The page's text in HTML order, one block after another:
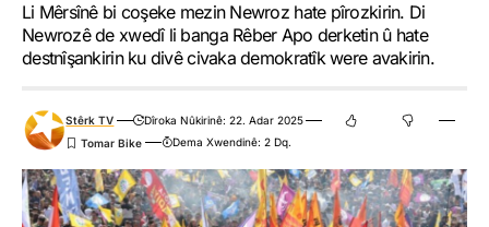
Li Mêrsînê bi coşeke mezin Newroz hate pîrozkirin. Di
Newrozê de xwedî li banga Rêber Apo derketin û hate
destnîşankirin ku divê civaka demokratîk were avakirin.
Stêrk TV
Dîroka Nûkirinê: 22. Adar 2025
Dema Xwendinê: 2 Dq.